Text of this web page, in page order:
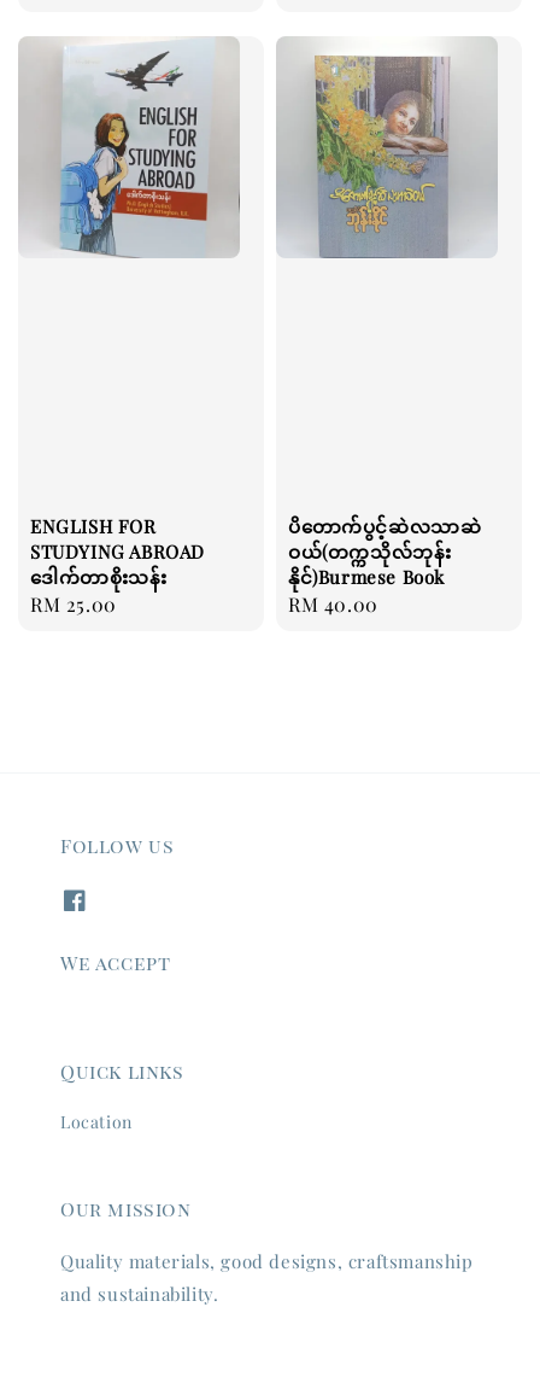
ENGLISH FOR
STUDYING ABROAD
‌ဒေါက်တာစိုးသန်း
Regular
RM 25.00
ပိတောက်ပွင့်ဆဲလသာဆဲ
ဝယ်(တက္ကသိုလ်ဘုန်း
နိုင်)Burmese Book
Regular
RM 40.00
Follow us
We accept
Quick links
Location
Our mission
Quality materials, good designs, craftsmanship
and sustainability.